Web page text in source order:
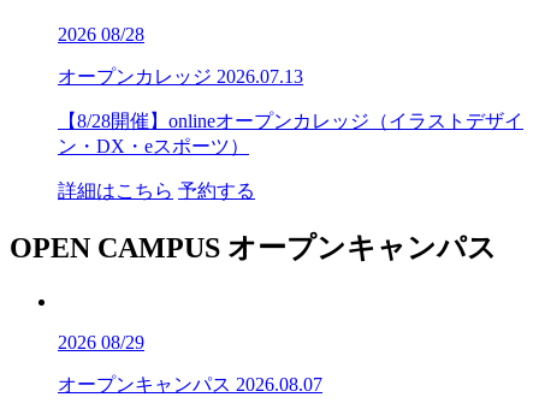
2026 08/28
オープンカレッジ 2026.07.13
【8/28開催】onlineオープンカレッジ（イラストデザイ
ン・DX・eスポーツ）
詳細はこちら 予約する
OPEN CAMPUS オープンキャンパス
2026 08/29
オープンキャンパス 2026.08.07